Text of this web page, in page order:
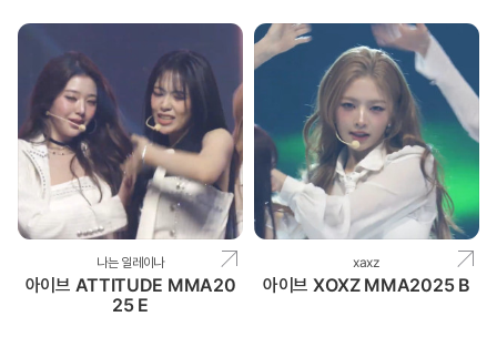
나는 일레이나
아이브 ATTITUDE MMA20
25 E
xaxz
아이브 XOXZ MMA2025 B